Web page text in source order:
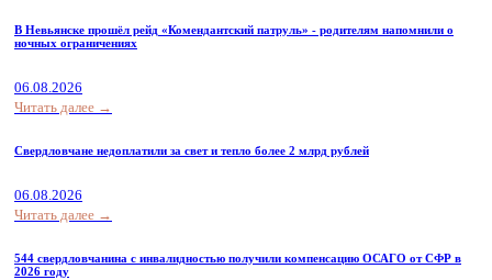
В Невьянске прошёл рейд «Комендантский патруль» - родителям напомнили о
ночных ограничениях
06.08.2026
Читать далее →
Свердловчане недоплатили за свет и тепло более 2 млрд рублей
06.08.2026
Читать далее →
544 свердловчанина с инвалидностью получили компенсацию ОСАГО от СФР в
2026 году